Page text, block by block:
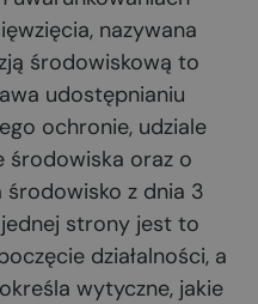
nazywana
środowiskową to
udostępnianiu
ochronie, udziale
środowiska oraz o
środowisko z dnia 3
strony jest to
działalności, a
wytyczne, jakie